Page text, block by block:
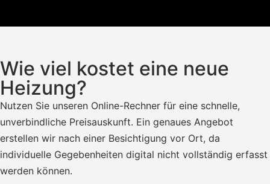
Wie viel kostet eine neue
Heizung?
Nutzen Sie unseren Online-Rechner für eine schnelle,
unverbindliche Preisauskunft. Ein genaues Angebot
erstellen wir nach einer Besichtigung vor Ort, da
individuelle Gegebenheiten digital nicht vollständig erfasst
werden können.